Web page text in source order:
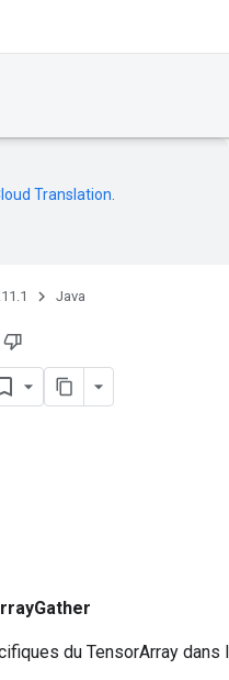
Translation
Java
du TensorArray dans